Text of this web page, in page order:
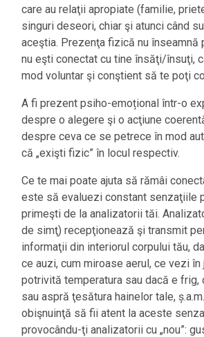
care au relaţii apropiate (familie,
singuri deseori, chiar şi atunci când
aceştia. Prezenţa fizică nu înseamnă
nu eşti conectat cu tine însăţi/însuţi,
mod voluntar şi conştient să te poţi
A fi prezent psiho-emoțional într-o
despre o alegere şi o acţiune
despre ceva ce se petrece în mod
că „exişti fizic” în locul respectiv.
Ce te mai poate ajuta să rămâi
este să evaluezi constant senzaţiile
primeşti de la analizatorii tăi.
de simţ) recepţionează şi transmit
informaţii din interiorul corpului tău,
ce auzi, cum miroase aerul, ce vezi în
potrivită temperatura sau dacă e frig,
sau aspră ţesătura hainelor tale,
obişnuinţă să fii atent la aceste
provocându-ţi analizatorii cu „nou”: